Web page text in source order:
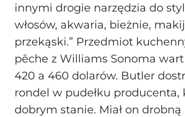
innymi drogie narzędzia do
włosów, akwaria, bieżnie,
przekąski.” Przedmiot
pêche z Williams Sonoma
420 a 460 dolarów. Butler
rondel w pudełku producenta,
dobrym stanie. Miał on drobną